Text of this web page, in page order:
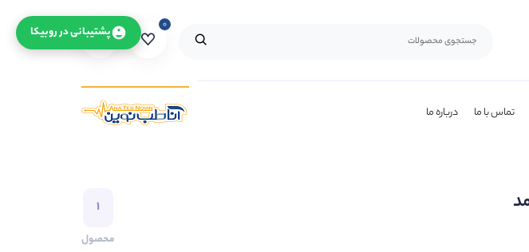
۰ ۰
تماس با ما درباره ما
۱
محصول
پشتیبانی در روبیکا